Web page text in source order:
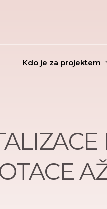
Kdo je za projektem